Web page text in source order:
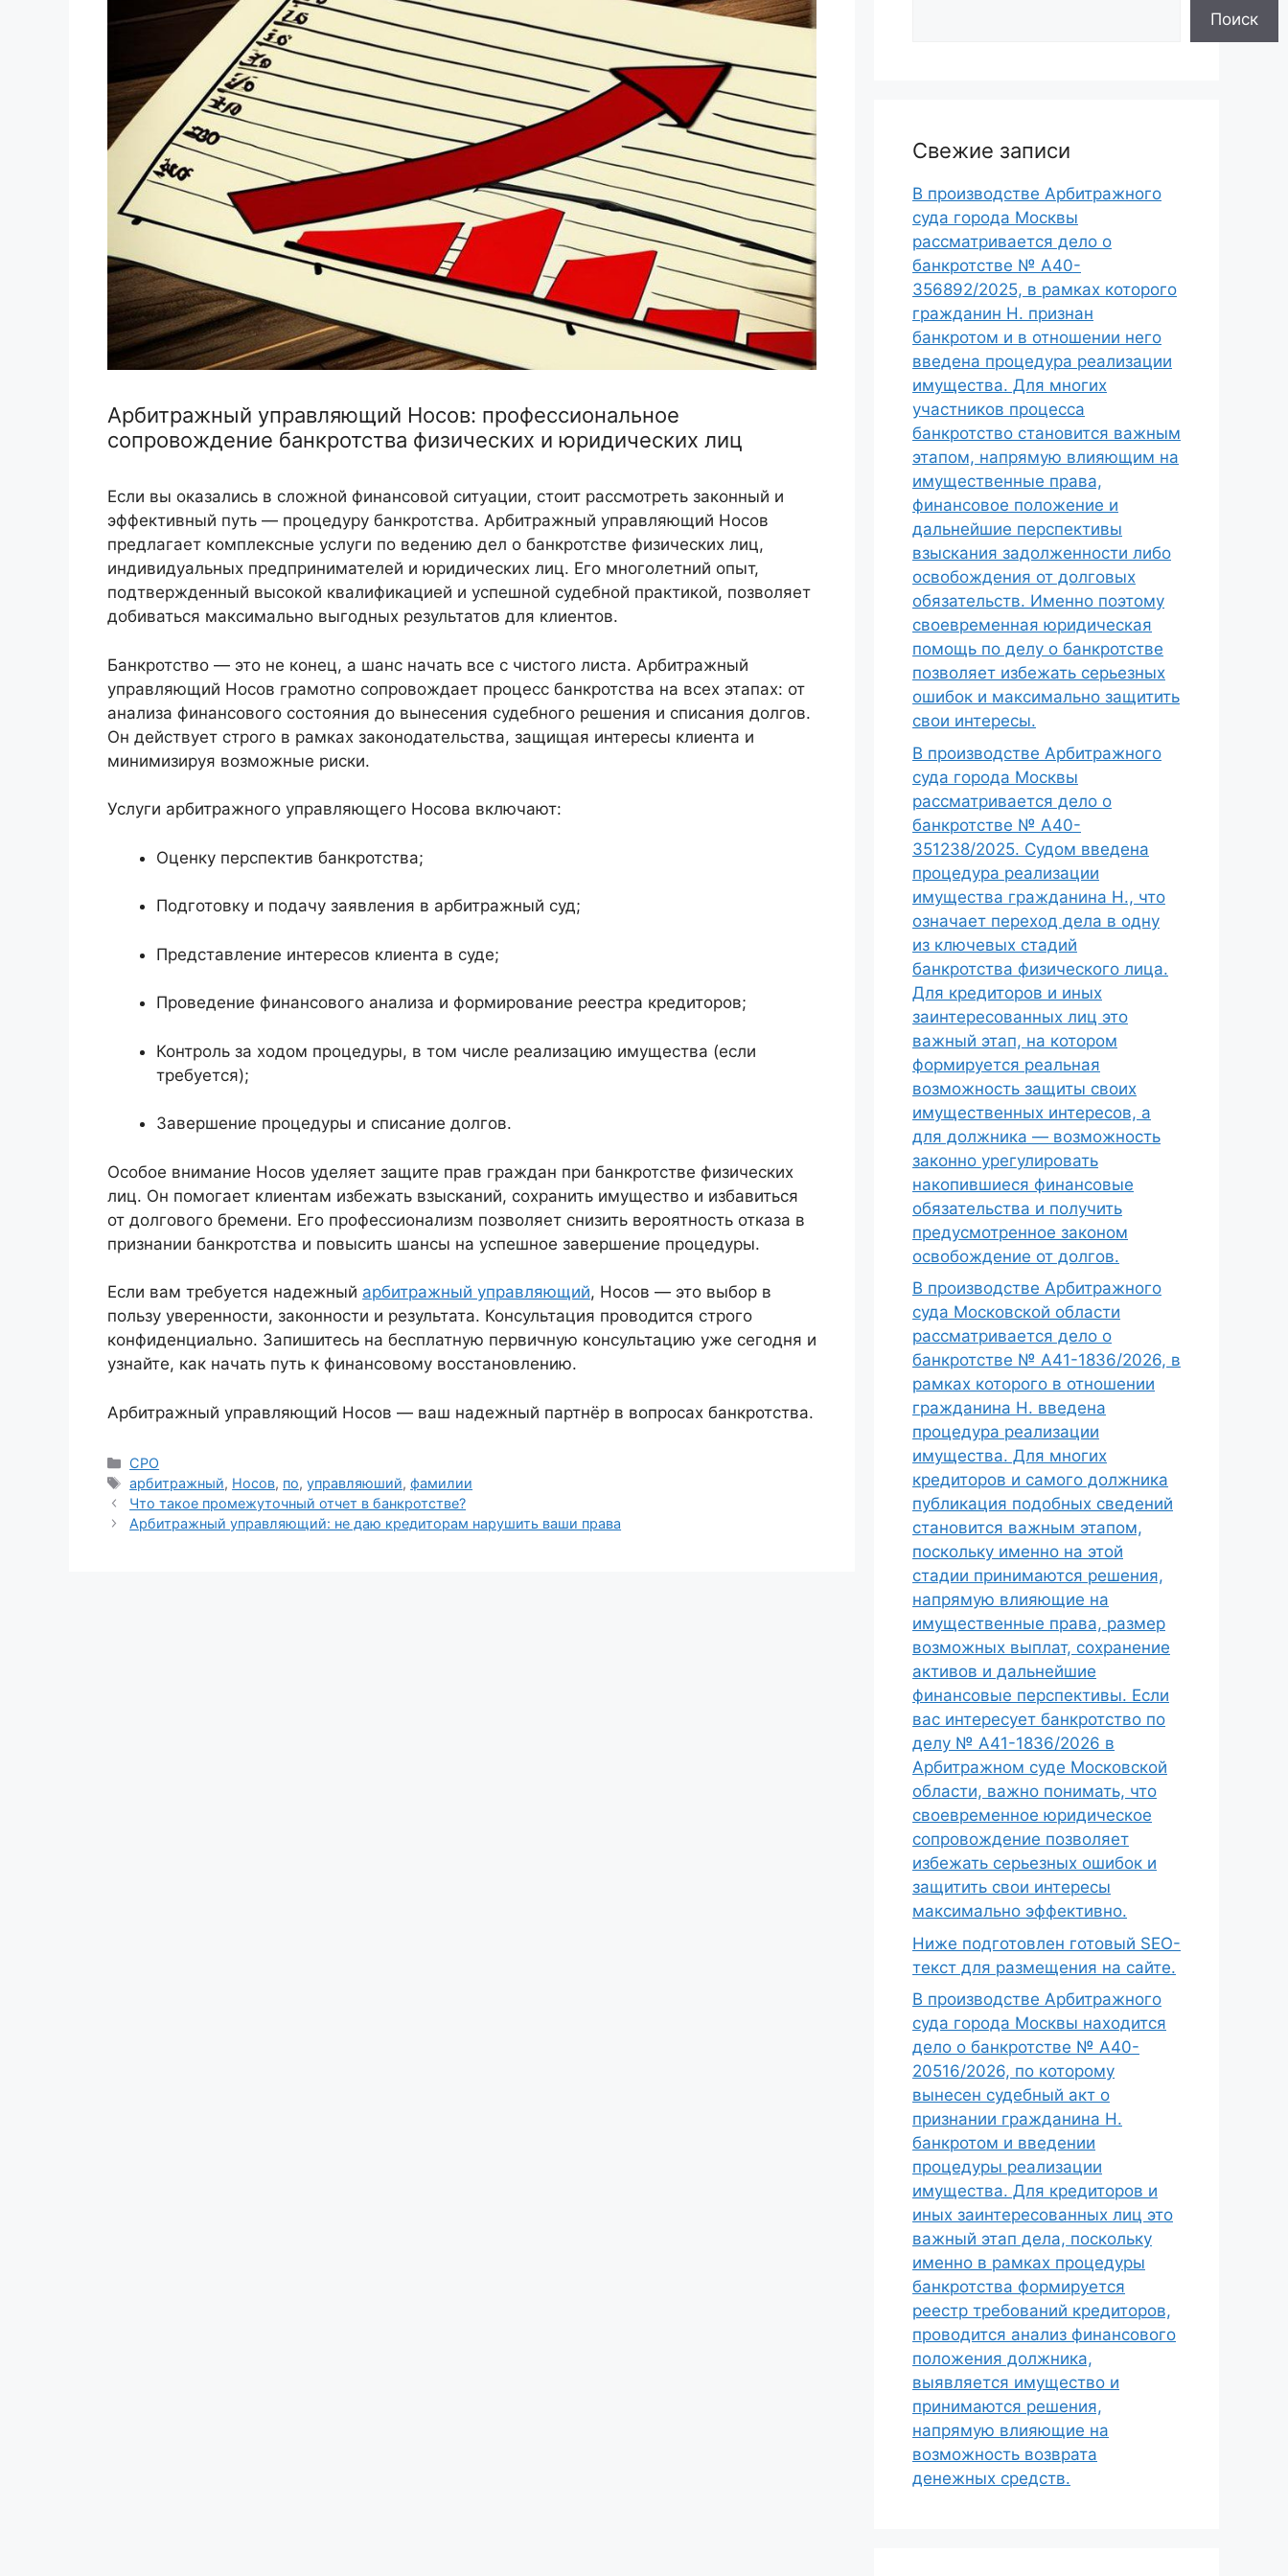
Арбитражный управляющий Носов: профессиональное
сопровождение банкротства физических и юридических лиц
Если вы оказались в сложной финансовой ситуации, стоит рассмотреть законный и
эффективный путь — процедуру банкротства. Арбитражный управляющий Носов
предлагает комплексные услуги по ведению дел о банкротстве физических лиц,
индивидуальных предпринимателей и юридических лиц. Его многолетний опыт,
подтвержденный высокой квалификацией и успешной судебной практикой, позволяет
добиваться максимально выгодных результатов для клиентов.
Банкротство — это не конец, а шанс начать все с чистого листа. Арбитражный
управляющий Носов грамотно сопровождает процесс банкротства на всех этапах: от
анализа финансового состояния до вынесения судебного решения и списания долгов.
Он действует строго в рамках законодательства, защищая интересы клиента и
минимизируя возможные риски.
Услуги арбитражного управляющего Носова включают:
Оценку перспектив банкротства;
Подготовку и подачу заявления в арбитражный суд;
Представление интересов клиента в суде;
Проведение финансового анализа и формирование реестра кредиторов;
Контроль за ходом процедуры, в том числе реализацию имущества (если
требуется);
Завершение процедуры и списание долгов.
Особое внимание Носов уделяет защите прав граждан при банкротстве физических
лиц. Он помогает клиентам избежать взысканий, сохранить имущество и избавиться
от долгового бремени. Его профессионализм позволяет снизить вероятность отказа в
признании банкротства и повысить шансы на успешное завершение процедуры.
Если вам требуется надежный арбитражный управляющий, Носов — это выбор в
пользу уверенности, законности и результата. Консультация проводится строго
конфиденциально. Запишитесь на бесплатную первичную консультацию уже сегодня и
узнайте, как начать путь к финансовому восстановлению.
Арбитражный управляющий Носов — ваш надежный партнёр в вопросах банкротства.
Рубрики
СРО
Метки
арбитражный, Носов, по,управляюший,фамилии
Что такое промежуточный отчет в банкротстве?
Арбитражный управляющий: не даю кредиторам нарушить ваши права
Поиск
Свежие записи
В производстве Арбитражного
суда города Москвы
рассматривается дело о
банкротстве № А40-
356892/2025, в рамках которого
гражданин Н. признан
банкротом и в отношении него
введена процедура реализации
имущества. Для многих
участников процесса
банкротство становится важным
этапом, напрямую влияющим на
имущественные права,
финансовое положение и
дальнейшие перспективы
взыскания задолженности либо
освобождения от долговых
обязательств. Именно поэтому
своевременная юридическая
помощь по делу о банкротстве
позволяет избежать серьезных
ошибок и максимально защитить
свои интересы.
В производстве Арбитражного
суда города Москвы
рассматривается дело о
банкротстве № А40-
351238/2025. Судом введена
процедура реализации
имущества гражданина Н., что
означает переход дела в одну
из ключевых стадий
банкротства физического лица.
Для кредиторов и иных
заинтересованных лиц это
важный этап, на котором
формируется реальная
возможность защиты своих
имущественных интересов, а
для должника — возможность
законно урегулировать
накопившиеся финансовые
обязательства и получить
предусмотренное законом
освобождение от долгов.
В производстве Арбитражного
суда Московской области
рассматривается дело о
банкротстве № А41-1836/2026, в
рамках которого в отношении
гражданина Н. введена
процедура реализации
имущества. Для многих
кредиторов и самого должника
публикация подобных сведений
становится важным этапом,
поскольку именно на этой
стадии принимаются решения,
напрямую влияющие на
имущественные права, размер
возможных выплат, сохранение
активов и дальнейшие
финансовые перспективы. Если
вас интересует банкротство по
делу № А41-1836/2026 в
Арбитражном суде Московской
области, важно понимать, что
своевременное юридическое
сопровождение позволяет
избежать серьезных ошибок и
защитить свои интересы
максимально эффективно.
Ниже подготовлен готовый SEO-
текст для размещения на сайте.
В производстве Арбитражного
суда города Москвы находится
дело о банкротстве № А40-
20516/2026, по которому
вынесен судебный акт о
признании гражданина Н.
банкротом и введении
процедуры реализации
имущества. Для кредиторов и
иных заинтересованных лиц это
важный этап дела, поскольку
именно в рамках процедуры
банкротства формируется
реестр требований кредиторов,
проводится анализ финансового
положения должника,
выявляется имущество и
принимаются решения,
напрямую влияющие на
возможность возврата
денежных средств.